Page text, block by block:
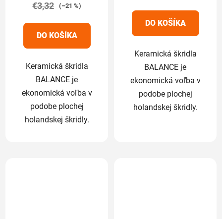
5,0
5
hviezdičiek.
€3,32 (–21 %)
DO KOŠÍKA
Keramická škridla
BALANCE je
ekonomická voľba v
podobe plochej
holandskej škridly.
z
DO KOŠÍKA
Keramická škridla
BALANCE je
ekonomická voľba v
podobe plochej
holandskej škridly.